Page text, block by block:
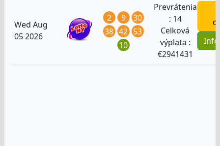
Wed Aug
05 2026
2 9
30
38 42 53
10
Prevrátenia
: 14
Celková
výplata :
€2941431